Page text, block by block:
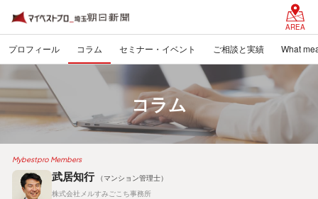
AREA
プロフィール コラム セミナー・イベント ご相談と実績 What
コラム
Mybestpro Members
武居知行
（マンション管理士）
株式会社メルすみごこち事務所